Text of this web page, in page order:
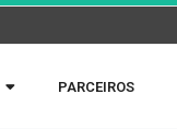
PARCEIROS